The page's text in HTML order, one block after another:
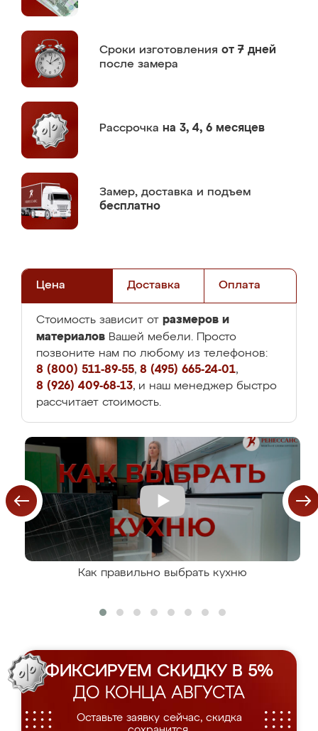
Сроки изготовления от 7 дней
после замера
Рассрочка на 3, 4, 6 месяцев
Замер, доставка и подъем
бесплатно
Цена Доставка Оплата
Стоимость зависит от размеров и
материалов Вашей мебели. Просто
позвоните нам по любому из телефонов:
8 (800) 511-89-55, 8 (495) 665-24-01,
8 (926) 409-68-13, и наш менеджер быстро
рассчитает стоимость.
Как правильно выбрать кухню
ФИКСИРУЕМ СКИДКУ В 5%
ДО КОНЦА АВГУСТА
Оставьте заявку сейчас, скидка